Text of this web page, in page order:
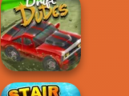
Hot Pot Rush